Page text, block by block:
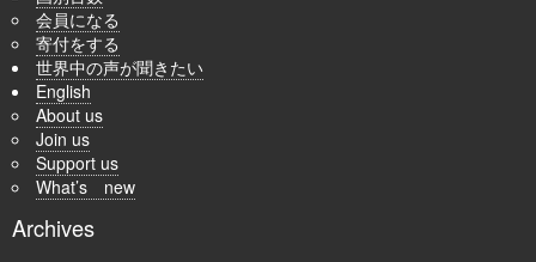
会員になる
寄付をする
世界中の声が聞きたい
English
About us
Join us
Support us
What’s new
Archives